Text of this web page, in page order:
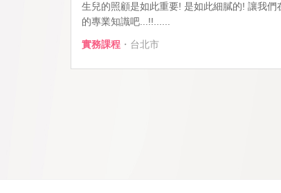
生兒的照顧是如此重要! 是如此細膩的! 讓我
的專業知識吧...!!......
實務課程 ・台北市